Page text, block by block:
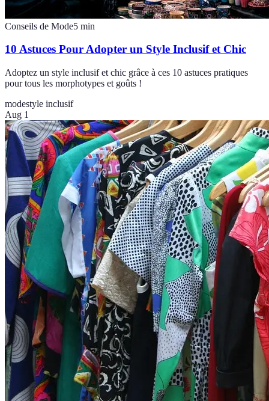
Conseils de Mode5 min
10 Astuces Pour Adopter un Style Inclusif et Chic
Adoptez un style inclusif et chic grâce à ces 10 astuces pratiques
pour tous les morphotypes et goûts !
modestyle inclusif
Aug 1